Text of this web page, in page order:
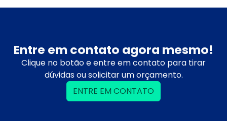
Entre em contato agora mesmo!
Clique no botão e entre em contato para tirar
dúvidas ou solicitar um orçamento.
ENTRE EM CONTATO